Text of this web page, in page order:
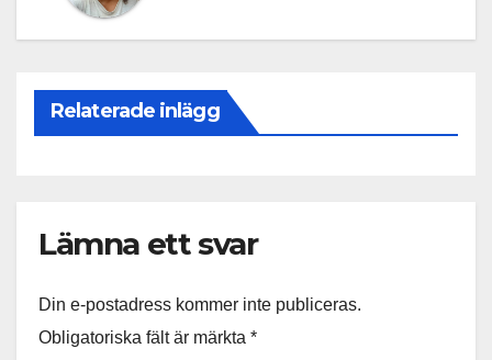
Relaterade inlägg
Lämna ett svar
Din e-postadress kommer inte publiceras.
Obligatoriska fält är märkta *